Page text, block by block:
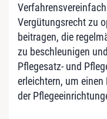
Vergütungsrecht zu
beitragen, die
zu beschleunigen
Pflegesatz- und
erleichtern, um
der